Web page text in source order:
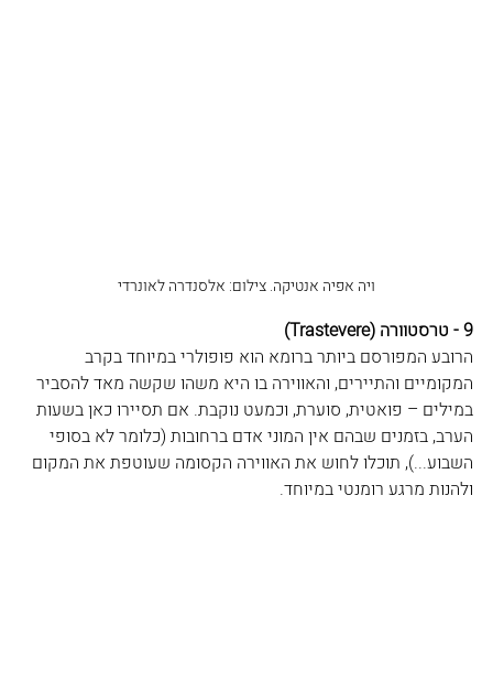
ויה אפיה אנטיקה. צילום: אלסנדרה לאונרדי
9 - טרסטוורה (Trastevere)
הרובע המפורסם ביותר ברומא הוא פופולרי במיוחד בקרב
המקומיים והתיירים, והאווירה בו היא משהו שקשה מאד להסביר
במילים – פואטית, סוערת, וכמעט נוקבת. אם תסיירו כאן בשעות
הערב, בזמנים שבהם אין המוני אדם ברחובות (כלומר לא בסופי
השבוע...), תוכלו לחוש את האווירה הקסומה שעוטפת את המקום
ולהנות מרגע רומנטי במיוחד.